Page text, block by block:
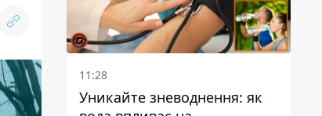
11:28
Уникайте зневоднення: як